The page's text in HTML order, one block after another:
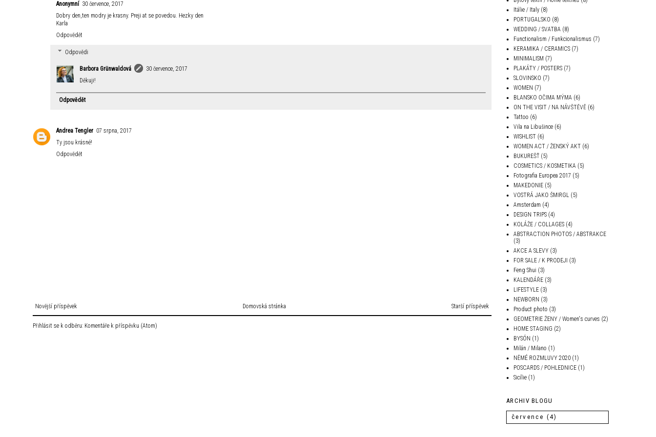
Anonymní 30 července, 2017
Dobry den,ten modry je krasny. Preji at se povedou. Hezky den
Karla
Odpovědět
Odpovědi
Barbora Grünwaldová
30 července, 2017
Děkuji!
Odpovědět
Andrea Tengler 07 srpna, 2017
Ty jsou krásné!
Odpovědět
Novější příspěvek Starší příspěvek
Domovská stránka
Přihlásit se k odběru: Komentáře k příspěvku (Atom)
Itálie / Italy (8)
PORTUGALSKO (8)
WEDDING / SVATBA (8)
Functionalism / Funkcionalismus (7)
KERAMIKA / CERAMICS (7)
MINIMALISM (7)
PLAKÁTY / POSTERS (7)
SLOVINSKO (7)
WOMEN (7)
BLANSKO OČIMA MÝMA (6)
ON THE VISIT / NA NÁVŠTĚVĚ (6)
Tattoo (6)
Vila na Libušince (6)
WISHLIST (6)
WOMEN ACT / ŽENSKÝ AKT (6)
BUKUREŠŤ (5)
COSMETICS / KOSMETIKA (5)
Fotografia Europea 2017 (5)
MAKEDONIE (5)
VOSTRÁ JAKO ŠMIRGL (5)
Amsterdam (4)
DESIGN TRIPS (4)
KOLÁŽE / COLLAGES (4)
ABSTRACTION PHOTOS / ABSTRAKCE
(3)
AKCE A SLEVY (3)
FOR SALE / K PRODEJI (3)
Feng Shui (3)
KALENDÁŘE (3)
LIFESTYLE (3)
NEWBORN (3)
Product photo (3)
GEOMETRIE ŽENY / Women's curves (2)
HOME STAGING (2)
BYSÓN (1)
Milán / Milano (1)
NĚMÉ ROZMLUVY 2020 (1)
POSCARDS / POHLEDNICE (1)
Sicílie (1)
ARCHIV BLOGU